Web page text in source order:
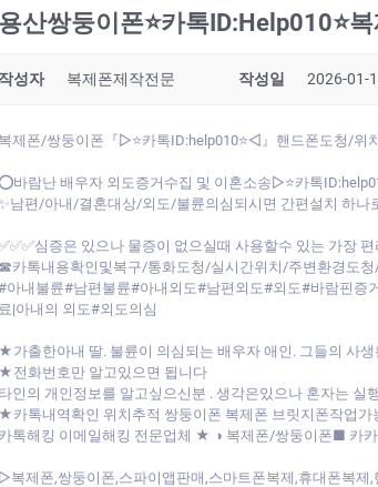
용산쌍둥이폰⭐카톡ID:Help010⭐
작성자 복제폰제작전문 작성일 2026-01-
복제폰/쌍둥이폰『▷⭐카톡ID:help010⭐◁』핸드폰도청/위
바람난 배우자 외도증거수집 및 이혼소송▷⭐카톡
✨남편/아내/결혼대상/외도/불륜의심되시면 간편설치 하
심증은 있으나 물증이 없으실때 사용할수 있는 가장
☎카톡내용확인및복구/통화도청/실시간위치/주변환경도
아내불륜#남편불륜#아내외도#남편외도#외도#바람핀증
료|아내의 외도#외도의심
★가출한아내 딸. 불륜이 의심되는 배우자 애인. 그들의 사
★전화번호만 알고있으면 됩니다
타인의 개인정보를 알고싶으신분 . 생각은있으나 혼자는 실
★카톡내역확인 위치추적 쌍둥이폰 복제폰 브릿지폰작업가
카톡해킹 이메일해킹 전문업체 ★ ◑ 복제폰/쌍둥이폰■ 카
▷복제폰,쌍둥이폰,스파이앱판매,스마트폰복제,휴대폰복제